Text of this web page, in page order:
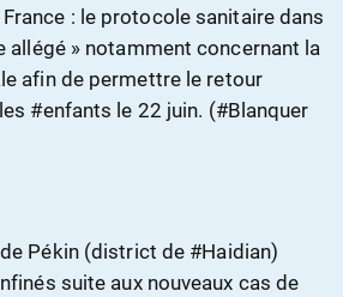
: le protocole sanitaire dans
allégé » notamment concernant la
afin de permettre le retour
#enfants le 22 juin. (#Blanquer
Pékin (district de #Haidian)
suite aux nouveaux cas de